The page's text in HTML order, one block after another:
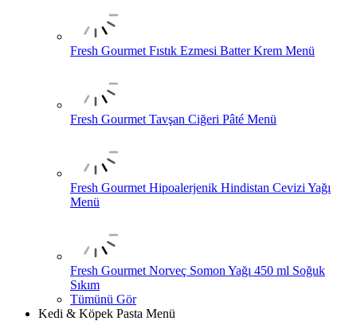
Fresh Gourmet Fıstık Ezmesi Batter Krem Menü
Fresh Gourmet Tavşan Ciğeri Pâté Menü
Fresh Gourmet Hipoalerjenik Hindistan Cevizi Yağı
Menü
Fresh Gourmet Norveç Somon Yağı 450 ml Soğuk
Sıkım
Tümünü Gör
Kedi & Köpek Pasta Menü